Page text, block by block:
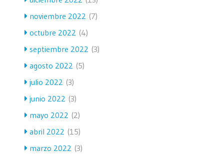
noviembre 2022 (7)
octubre 2022 (4)
septiembre 2022 (3)
agosto 2022 (5)
julio 2022 (3)
junio 2022 (3)
mayo 2022 (2)
abril 2022 (15)
marzo 2022 (3)